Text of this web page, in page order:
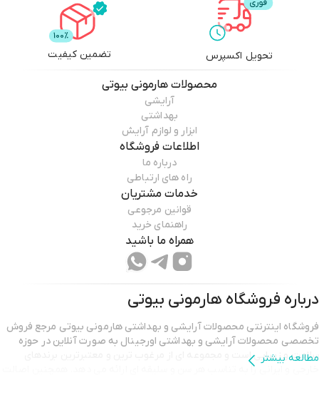
تحویل اکسپرس تضمین کیفیت
محصولات هارمونی بیوتی
آرایشی
بهداشتی
ابزار و لوازم آرایش
اطلاعات فروشگاه
درباره ما
راه های ارتباطی
خدمات مشتریان
قوانین مرجوعی
راهنمای خرید
همراه ما باشید
درباره فروشگاه هارمونی بیوتی
فروشگاه اینترنتی محصولات آرایشی و بهداشتی هارمونی بیوتی مرجع فروش
تخصصی محصولات آرایشی و بهداشتی اورجینال به صورت آنلاین در حوزه
سلامت و زیبایی است و مجموعه ای از مرغوب ترین و معتبرترین برندهای
خارجی و ایرانی را به تناسب هر سن و سلیقه ای ارائه می دهد. همچنین اصالت
مطالعه بیشتر